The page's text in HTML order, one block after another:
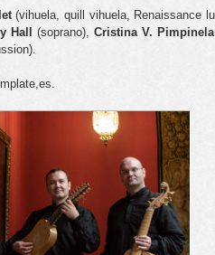
(vihuela, quill vihuela, Renaissance
Hall (soprano), Cristina V. Pimpinela